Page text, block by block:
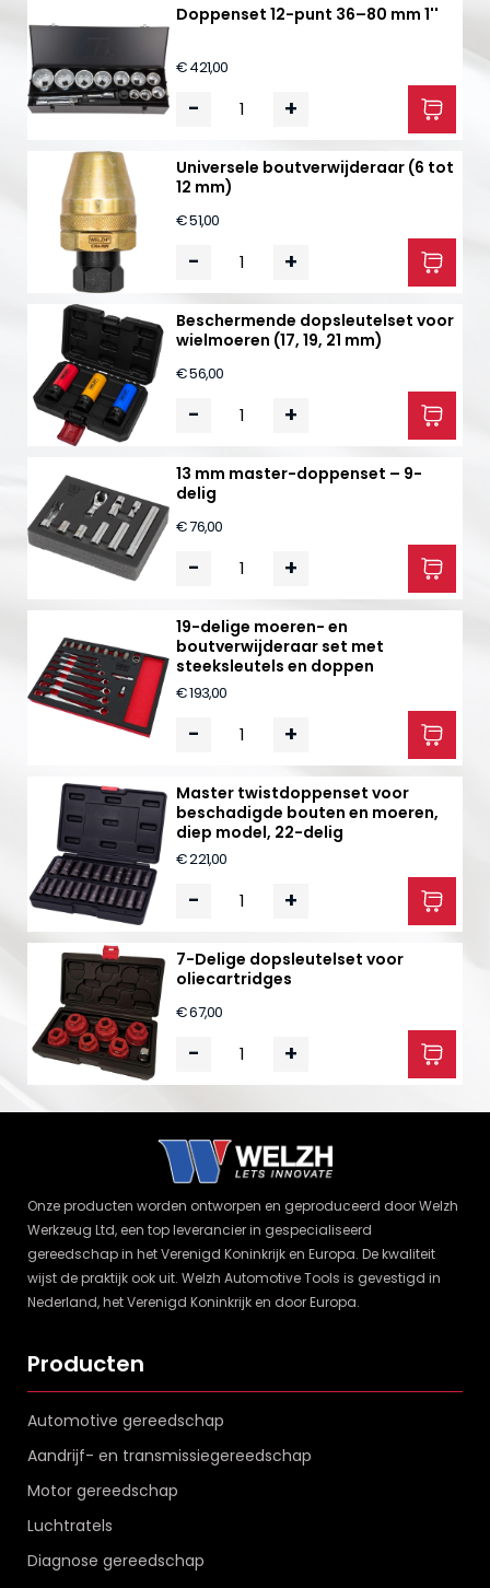
Doppenset 12-punt 36–80 mm 1''
€ 421,00
- +
Universele boutverwijderaar (6 tot
12 mm)
€ 51,00
- +
Beschermende dopsleutelset voor
wielmoeren (17, 19, 21 mm)
€ 56,00
- +
13 mm master-doppenset – 9-
delig
€ 76,00
- +
19-delige moeren- en
boutverwijderaar set met
steeksleutels en doppen
€ 193,00
- +
Master twistdoppenset voor
beschadigde bouten en moeren,
diep model, 22-delig
€ 221,00
- +
7-Delige dopsleutelset voor
oliecartridges
€ 67,00
- +
Onze producten worden ontworpen en geproduceerd door Welzh
Werkzeug Ltd, een top leverancier in gespecialiseerd
gereedschap in het Verenigd Koninkrijk en Europa. De kwaliteit
wijst de praktijk ook uit. Welzh Automotive Tools is gevestigd in
Nederland, het Verenigd Koninkrijk en door Europa.
Producten
Automotive gereedschap
Aandrijf- en transmissiegereedschap
Motor gereedschap
Luchtratels
Diagnose gereedschap